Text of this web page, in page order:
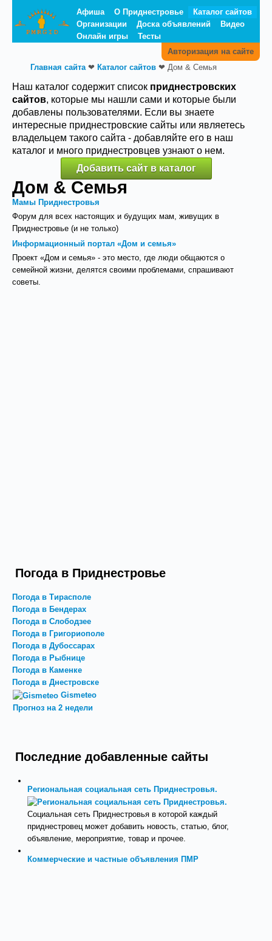
Афиша О Приднестровье
Каталог сайтов
Организации
Доска объявлений
Видео
Онлайн игры
Тесты
Авторизация на сайте
Главная сайта❤ Каталог сайтов ❤ Дом & Семья
Наш каталог содержит список приднестровских
сайтов, которые мы нашли сами и которые были
добавлены пользователями. Если вы знаете
интересные приднестровские сайты или являетесь
владельцем такого сайта - добавляйте его в наш
каталог и много приднестровцев узнают о нем.
Добавить сайт в каталог
Дом & Семья
Мамы Приднестровья
Форум для всех настоящих и будущих мам, живущих в
Приднестровье (и не только)
Информационный портал «Дом и семья»
Проект «Дом и семья» - это место, где люди общаются о
семейной жизни, делятся своими проблемами, спрашивают
советы.
Погода в Приднестровье
Погода в Тирасполе
Погода в Бендерах
Погода в Слободзее
Погода в Григориополе
Погода в Дубоссарах
Погода в Рыбнице
Погода в Каменке
Погода в Днестровске
Gismeteo
Прогноз на 2 недели
Последние добавленные сайты
Региональная социальная сеть Приднестровья.
Социальная сеть Приднестровья в которой каждый
приднестровец может добавить новость, статью, блог,
объявление, мероприятие, товар и прочее.
Коммерческие и частные объявления ПМР